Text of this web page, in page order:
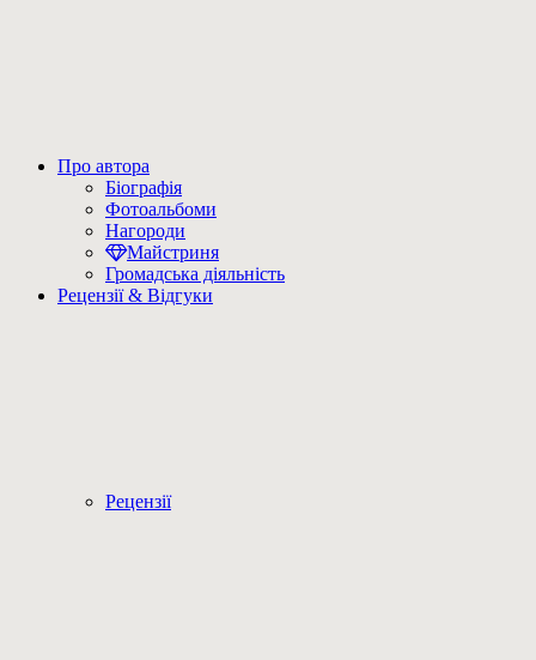
Про автора
Біографія
Фотоальбоми
Нагороди
Майстриня
Громадська діяльність
Рецензії & Відгуки
Рецензії